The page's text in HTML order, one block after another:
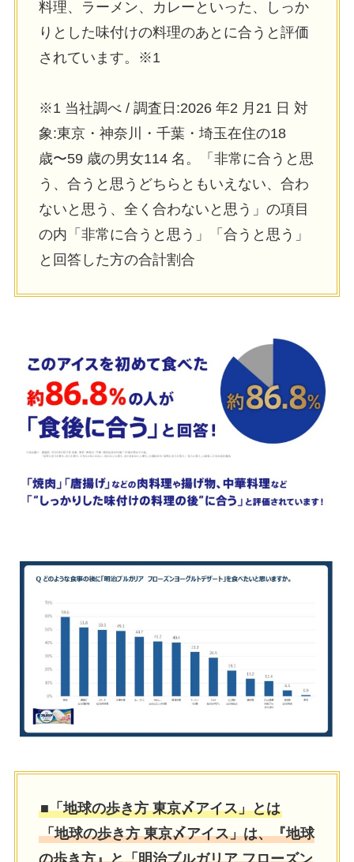
料理、ラーメン、カレーといった、しっか
りとした味付けの料理のあとに合うと評価
されています。※1
※1 当社調べ / 調査⽇:2026 年2 ⽉21 ⽇ 対
象:東京・神奈川・千葉・埼⽟在住の18
歳〜59 歳の男⼥114 名。「⾮常に合うと思
う、合うと思うどちらともいえない、合わ
ないと思う、全く合わないと思う」の項⽬
の内「⾮常に合うと思う」「合うと思う」
と回答した⽅の合計割合
■「地球の歩き⽅ 東京〆アイス」とは
「地球の歩き⽅ 東京〆アイス」は、『地球
の歩き⽅』と「明治ブルガリア フローズン